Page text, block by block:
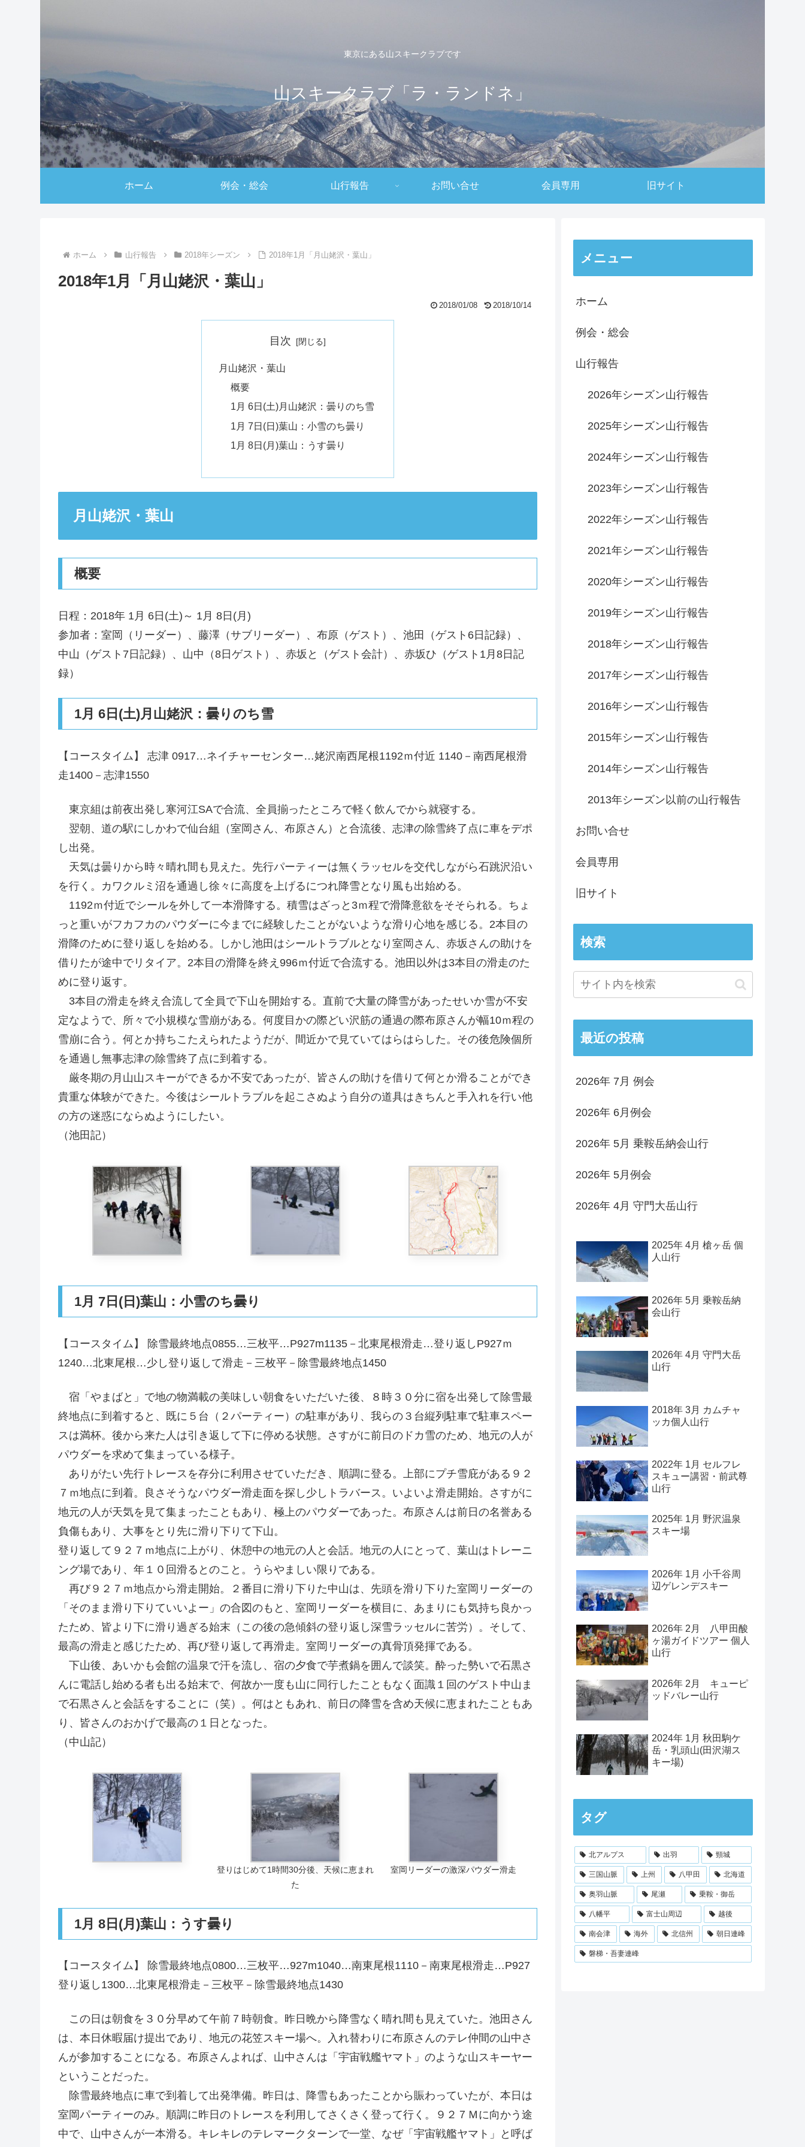
東京にある山スキークラブです
山スキークラブ「ラ・ランドネ」
ホーム 例会・総会 山行報告 お問い合せ 会員専用 旧サイト
ホーム 山行報告 2018年シーズン 2018年1月「月山姥沢・葉山」
2018年1月「月山姥沢・葉山」
2018/01/08 2018/10/14
目次
月山姥沢・葉山
概要
1月 6日(土)月山姥沢：曇りのち雪
1月 7日(日)葉山：小雪のち曇り
1月 8日(月)葉山：うす曇り
月山姥沢・葉山
概要
日程：2018年 1月 6日(土)～ 1月 8日(月)
参加者：室岡（リーダー）、藤澤（サブリーダー）、布原（ゲスト）、池田（ゲスト6日記録）、
中山（ゲスト7日記録）、山中（8日ゲスト）、赤坂と（ゲスト会計）、赤坂ひ（ゲスト1月8日記
録）
1月 6日(土)月山姥沢：曇りのち雪
【コースタイム】 志津 0917…ネイチャーセンター…姥沢南西尾根1192ｍ付近 1140－南西尾根滑
走1400－志津1550
東京組は前夜出発し寒河江SAで合流、全員揃ったところで軽く飲んでから就寝する。
翌朝、道の駅にしかわで仙台組（室岡さん、布原さん）と合流後、志津の除雪終了点に車をデポ
し出発。
天気は曇りから時々晴れ間も見えた。先行パーティーは無くラッセルを交代しながら石跳沢沿い
を行く。カワクルミ沼を通過し徐々に高度を上げるにつれ降雪となり風も出始める。
1192ｍ付近でシールを外して一本滑降する。積雪はざっと3ｍ程で滑降意欲をそそられる。ちょ
っと重いがフカフカのパウダーに今までに経験したことがないような滑り心地を感じる。2本目の
滑降のために登り返しを始める。しかし池田はシールトラブルとなり室岡さん、赤坂さんの助けを
借りたが途中でリタイア。2本目の滑降を終え996ｍ付近で合流する。池田以外は3本目の滑走のた
めに登り返す。
3本目の滑走を終え合流して全員で下山を開始する。直前で大量の降雪があったせいか雪が不安
定なようで、所々で小規模な雪崩がある。何度目かの際どい沢筋の通過の際布原さんが幅10ｍ程の
雪崩に合う。何とか持ちこたえられたようだが、間近かで見ていてはらはらした。その後危険個所
を通過し無事志津の除雪終了点に到着する。
厳冬期の月山山スキーができるか不安であったが、皆さんの助けを借りて何とか滑ることができ
貴重な体験ができた。今後はシールトラブルを起こさぬよう自分の道具はきちんと手入れを行い他
の方の迷惑にならぬようにしたい。
（池田記）
1月 7日(日)葉山：小雪のち曇り
【コースタイム】 除雪最終地点0855…三枚平…P927m1135－北東尾根滑走…登り返しP927ｍ
1240…北東尾根…少し登り返して滑走－三枚平－除雪最終地点1450
宿「やまばと」で地の物満載の美味しい朝食をいただいた後、８時３０分に宿を出発して除雪最
終地点に到着すると、既に５台（２パーティー）の駐車があり、我らの３台縦列駐車で駐車スペー
スは満杯。後から来た人は引き返して下に停める状態。さすがに前日のドカ雪のため、地元の人が
パウダーを求めて集まっている様子。
ありがたい先行トレースを存分に利用させていただき、順調に登る。上部にプチ雪庇がある９２
７ｍ地点に到着。良さそうなパウダー滑走面を探し少しトラバース。いよいよ滑走開始。さすがに
地元の人が天気を見て集まったこともあり、極上のパウダーであった。布原さんは前日の名誉ある
負傷もあり、大事をとり先に滑り下りて下山。
登り返して９２７ｍ地点に上がり、休憩中の地元の人と会話。地元の人にとって、葉山はトレーニ
ング場であり、年１０回滑るとのこと。うらやましい限りである。
再び９２７ｍ地点から滑走開始。２番目に滑り下りた中山は、先頭を滑り下りた室岡リーダーの
「そのまま滑り下りていいよー」の合図のもと、室岡リーダーを横目に、あまりにも気持ち良かっ
たため、皆より下に滑り過ぎる始末（この後の急傾斜の登り返し深雪ラッセルに苦労）。そして、
最高の滑走と感じたため、再び登り返して再滑走。室岡リーダーの真骨頂発揮である。
下山後、あいかも会館の温泉で汗を流し、宿の夕食で芋煮鍋を囲んで談笑。酔った勢いで石黒さ
んに電話し始める者も出る始末で、何故か一度も山に同行したこともなく面識１回のゲスト中山ま
で石黒さんと会話をすることに（笑）。何はともあれ、前日の降雪を含め天候に恵まれたこともあ
り、皆さんのおかげで最高の１日となった。
（中山記）
登りはじめて1時間30分後、天候に恵まれ
た
室岡リーダーの激深パウダー滑走
1月 8日(月)葉山：うす曇り
【コースタイム】 除雪最終地点0800…三枚平…927m1040…南東尾根1110－南東尾根滑走…P927
登り返し1300…北東尾根滑走－三枚平－除雪最終地点1430
この日は朝食を３０分早めて午前７時朝食。昨日晩から降雪なく晴れ間も見えていた。池田さん
は、本日休暇届け提出であり、地元の花笠スキー場へ。入れ替わりに布原さんのテレ仲間の山中さ
んが参加することになる。布原さんよれば、山中さんは「宇宙戦艦ヤマト」のような山スキーヤー
ということだった。
除雪最終地点に車で到着して出発準備。昨日は、降雪もあったことから賑わっていたが、本日は
室岡パーティーのみ。順調に昨日のトレースを利用してさくさく登って行く。９２７Ｍに向かう途
中で、山中さんが一本滑る。キレキレのテレマークターンで一堂、なぜ「宇宙戦艦ヤマト」と呼ば
メニュー
ホーム
例会・総会
山行報告
2026年シーズン山行報告
2025年シーズン山行報告
2024年シーズン山行報告
2023年シーズン山行報告
2022年シーズン山行報告
2021年シーズン山行報告
2020年シーズン山行報告
2019年シーズン山行報告
2018年シーズン山行報告
2017年シーズン山行報告
2016年シーズン山行報告
2015年シーズン山行報告
2014年シーズン山行報告
2013年シーズン以前の山行報告
お問い合せ
会員専用
旧サイト
検索
最近の投稿
2026年 7月 例会
2026年 6月例会
2026年 5月 乗鞍岳納会山行
2026年 5月例会
2026年 4月 守門大岳山行
2025年 4月 槍ヶ岳 個
人山行
2026年 5月 乗鞍岳納
会山行
2026年 4月 守門大岳
山行
2018年 3月 カムチャ
ッカ個人山行
2022年 1月 セルフレ
スキュー講習・前武尊
山行
2025年 1月 野沢温泉
スキー場
2026年 1月 小千谷周
辺ゲレンデスキー
2026年 2月 八甲田酸
ヶ湯ガイドツアー 個人
山行
2026年 2月 キューピ
ッドバレー山行
2024年 1月 秋田駒ケ
岳・乳頭山(田沢湖ス
キー場)
タグ
北アルプス 出羽 頸城
三国山脈 上州 八甲田 北海道
奥羽山脈 尾瀬 乗鞍・御岳
八幡平 富士山周辺 越後
南会津 海外 北信州 朝日連峰
磐梯・吾妻連峰